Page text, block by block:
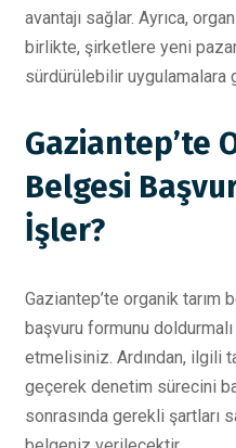
avantajı sağlar. Ayrıca,
birlikte, şirketlere yeni
sürdürülebilir uygulamalara
Gaziantep’te
Belgesi
İşler?
Gaziantep’te organik
başvuru formunu
etmelisiniz. Ardından, ilgili
geçerek denetim sürecini
sonrasında gerekli şartları